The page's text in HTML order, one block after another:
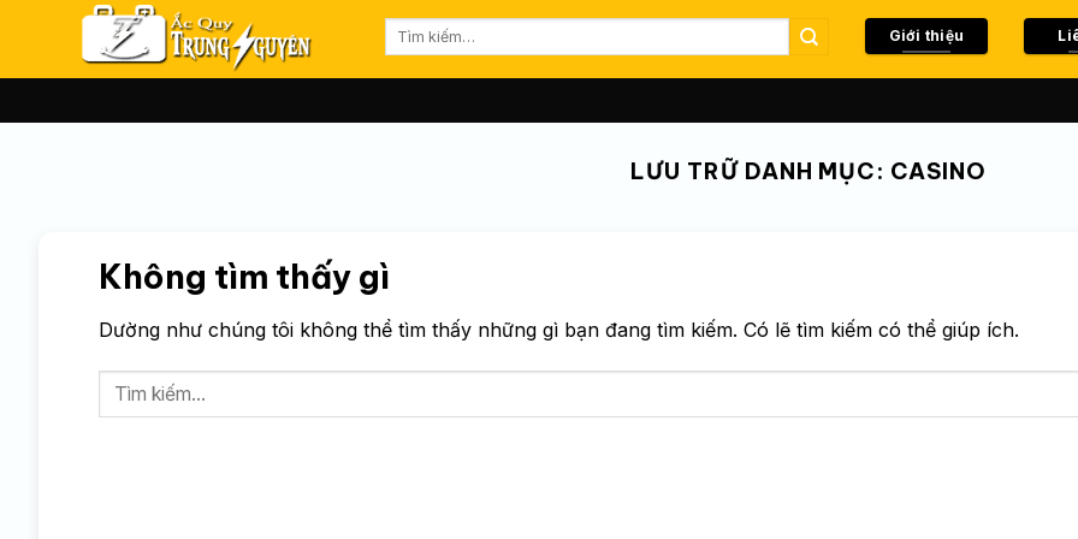
nội
Tìm
Giới thiệu
LƯU TRỮ DANH MỤC: CASINO
Không tìm thấy gì
Dường như chúng tôi không thể tìm thấy những gì bạn đang tìm kiếm. Có lẽ tìm kiếm có thể giúp ích.